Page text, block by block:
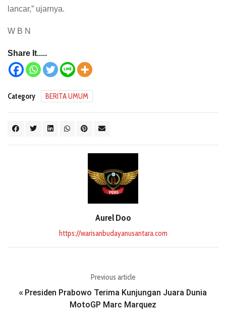
lancar,” ujarnya.
W B N
Share It.....
Category BERITA UMUM
Aurel Doo
https://warisanbudayanusantara.com
Previous article
« Presiden Prabowo Terima Kunjungan Juara Dunia
MotoGP Marc Marquez